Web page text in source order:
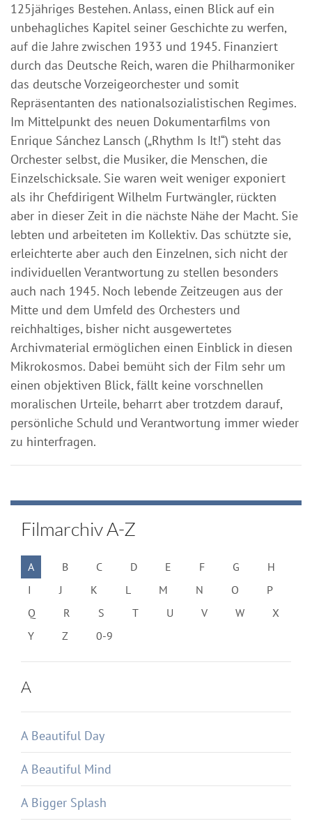
125jähriges Bestehen. Anlass, einen Blick auf ein
unbehagliches Kapitel seiner Geschichte zu werfen,
auf die Jahre zwischen 1933 und 1945. Finanziert
durch das Deutsche Reich, waren die Philharmoniker
das deutsche Vorzeigeorchester und somit
Repräsentanten des nationalsozialistischen Regimes.
Im Mittelpunkt des neuen Dokumentarfilms von
Enrique Sánchez Lansch („Rhythm Is It!“) steht das
Orchester selbst, die Musiker, die Menschen, die
Einzelschicksale. Sie waren weit weniger exponiert
als ihr Chefdirigent Wilhelm Furtwängler, rückten
aber in dieser Zeit in die nächste Nähe der Macht. Sie
lebten und arbeiteten im Kollektiv. Das schützte sie,
erleichterte aber auch den Einzelnen, sich nicht der
individuellen Verantwortung zu stellen besonders
auch nach 1945. Noch lebende Zeitzeugen aus der
Mitte und dem Umfeld des Orchesters und
reichhaltiges, bisher nicht ausgewertetes
Archivmaterial ermöglichen einen Einblick in diesen
Mikrokosmos. Dabei bemüht sich der Film sehr um
einen objektiven Blick, fällt keine vorschnellen
moralischen Urteile, beharrt aber trotzdem darauf,
persönliche Schuld und Verantwortung immer wieder
zu hinterfragen.
Filmarchiv A-Z
A B C D E F G
H
I
J K L M N O
P
Q
R S T U V W
X
Y
Z 0-9
A
A Beautiful Day
A Beautiful Mind
A Bigger Splash